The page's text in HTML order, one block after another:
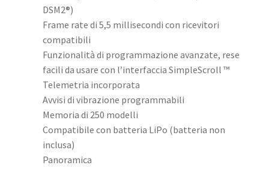
DSM2®)
Frame rate di 5,5 millisecondi con ricevitori
compatibili
Funzionalità di programmazione avanzate, rese
facili da usare con l’interfaccia SimpleScroll ™
Telemetria incorporata
Avvisi di vibrazione programmabili
Memoria di 250 modelli
Compatibile con batteria LiPo (batteria non
inclusa)
Panoramica